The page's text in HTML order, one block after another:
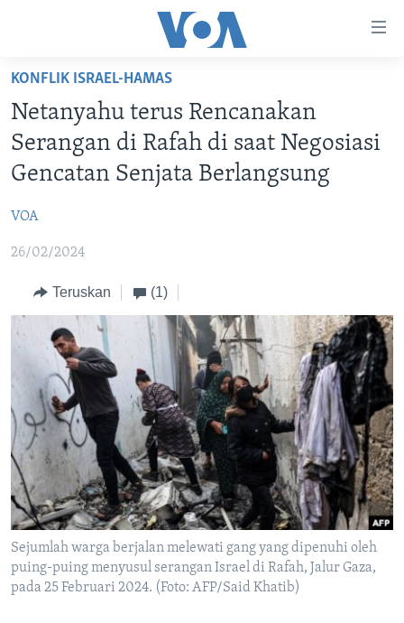
Akses
Lanjut
ke
Konten
Utama
ke
Utama
Lanjut
Pencarian
VIDEO
DAFTAR PROGRAM
IKUTI KAMI
Bahasa-bahasa
KONFLIK ISRAEL-HAMAS
Netanyahu terus Rencanakan
Serangan di Rafah di saat Negosiasi
Gencatan Senjata Berlangsung
VOA
26/02/2024
Teruskan (1)
Sejumlah warga berjalan melewati gang yang dipenuhi oleh
puing-puing menyusul serangan Israel di Rafah, Jalur Gaza,
pada 25 Februari 2024. (Foto: AFP/Said Khatib)